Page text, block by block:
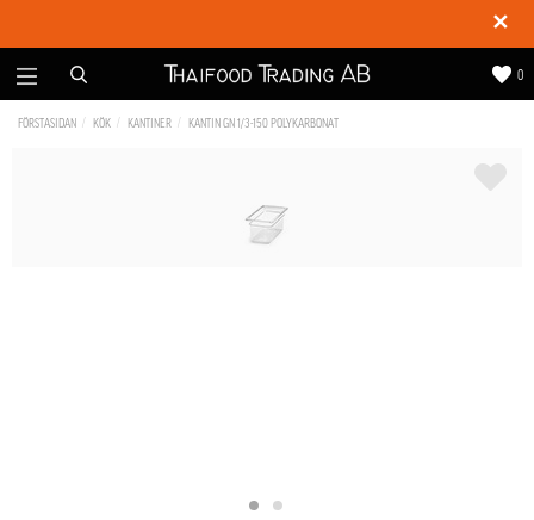
✕
0
FÖRSTASIDAN KÖK KANTINER KANTIN GN 1/3-150 POLYKARBONAT